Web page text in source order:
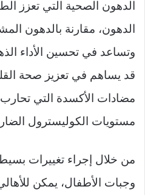
الدهون الصحية التي تعزز
الدهون، مقارنة بالدهون
وتساعد في تحسين الأداء
قد يساهم في تعزيز صحة
مضادات الأكسدة التي
مستويات الكوليسترول
من خلال إجراء تغييرات
وجبات الأطفال، يمكن